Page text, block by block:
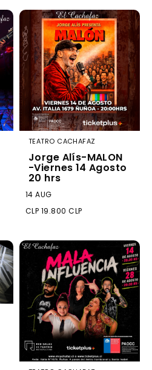
TEATRO CACHAFAZ
Jorge Alís-MALON
-Viernes 14 Agosto
20 hrs
14 AUG
CLP 19.800 CLP